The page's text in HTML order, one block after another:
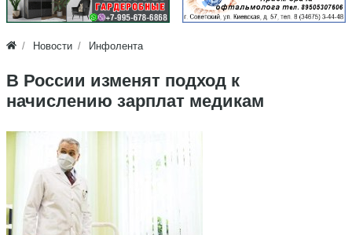
Новости Инфолента
В России изменят подход к
начислению зарплат медикам